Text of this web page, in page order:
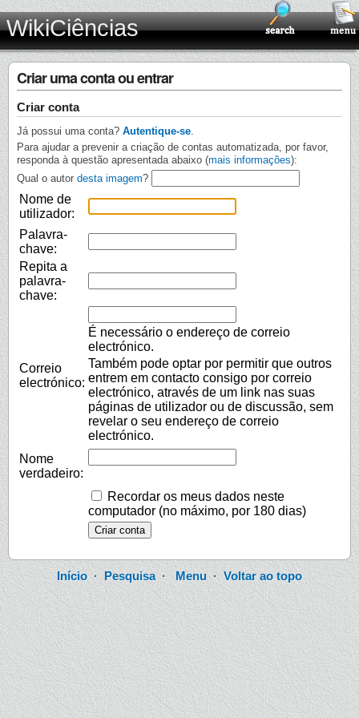
WikiCiências
Criar uma conta ou entrar
Criar conta
Já possui uma conta? Autentique-se
Para ajudar a prevenir a criação de contas automatizada, por favor,
responda à questão apresentada abaixo (mais informações):
Qual o autor desta imagem?
Nome de
utilizador:
Palavra-
chave:
Repita a
palavra-
chave:
Correio
electrónico:
É necessário o endereço de correio
electrónico.
Também pode optar por permitir que outros
entrem em contacto consigo por correio
electrónico, através de um link nas suas
páginas de utilizador ou de discussão, sem
revelar o seu endereço de correio
electrónico.
Nome
verdadeiro:
Recordar os meus dados neste
computador (no máximo, por 180 dias)
Início·Pesquisa· Menu· Voltar ao topo